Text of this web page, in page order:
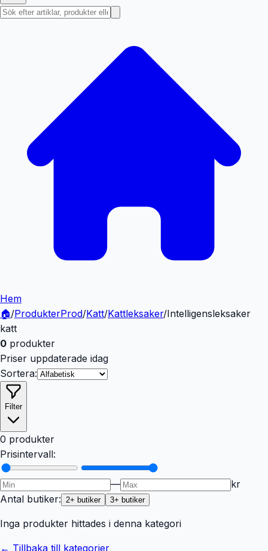
Hem
🏠/ProdukterProd/Katt/Kattleksaker/Intelligensleksaker
katt
0 produkter
Priser uppdaterade idag
Sortera:
Filter
0 produkter
Prisintervall:
—
kr
Antal butiker: 2+ butiker 3+ butiker
Inga produkter hittades i denna kategori
← Tillbaka till kategorier